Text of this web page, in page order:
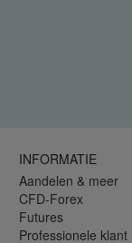
INFORMATIE
Aandelen & meer
CFD-Forex
Futures
Professionele klant